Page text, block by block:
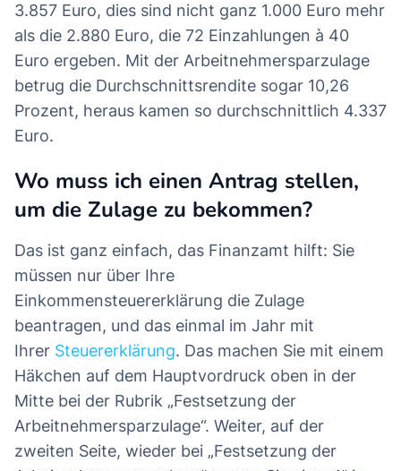
3.857 Euro, dies sind nicht ganz 1.000 Euro mehr
als die 2.880 Euro, die 72 Einzahlungen à 40
Euro ergeben. Mit der Arbeitnehmersparzulage
betrug die Durchschnittsrendite sogar 10,26
Prozent, heraus kamen so durchschnittlich 4.337
Euro.
Wo muss ich einen Antrag stellen,
um die Zulage zu bekommen?
Das ist ganz einfach, das Finanzamt hilft: Sie
müssen nur über Ihre
Einkommensteuererklärung die Zulage
beantragen, und das einmal im Jahr mit
Ihrer Steuererklärung. Das machen Sie mit einem
Häkchen auf dem Hauptvordruck oben in der
Mitte bei der Rubrik „Festsetzung der
Arbeitnehmersparzulage“. Weiter, auf der
zweiten Seite, wieder bei „Festsetzung der